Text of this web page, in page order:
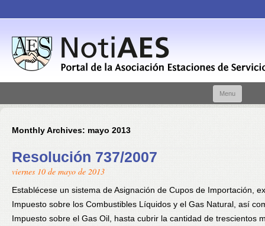
Menu
Monthly Archives: mayo 2013
Resolución 737/2007
viernes 10 de mayo de 2013
Establécese un sistema de Asignación de Cupos de Importación,
Impuesto sobre los Combustibles Líquidos y el Gas Natural, así
Impuesto sobre el Gas Oil, hasta cubrir la cantidad de trescientos